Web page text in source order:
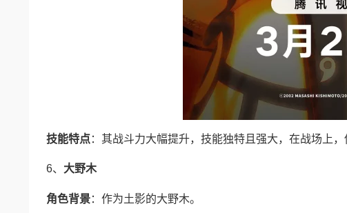
技能特点：其战斗力大幅提升，技能独特且强大，在战场上
6、 大野木
角色背景：作为土影的大野木。